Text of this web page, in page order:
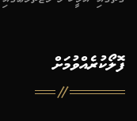
ފޮލޯކުރެއްވުމަށް